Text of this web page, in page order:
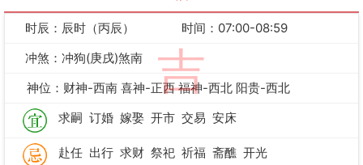
吉
时辰：辰时（丙辰）
时间：07:00-08:59
冲煞：冲狗(庚戌)煞南
神位：财神-西南 喜神-正西 福神-西北 阳贵-西北
求嗣 订婚 嫁娶 开市 交易 安床
赴任 出行 求财 祭祀 祈福 斋醮 开光